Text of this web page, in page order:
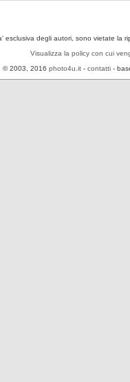
degli autori, sono vietate la
Visualizza la policy con cui
© 2003, 2016 photo4u.it- contatti-